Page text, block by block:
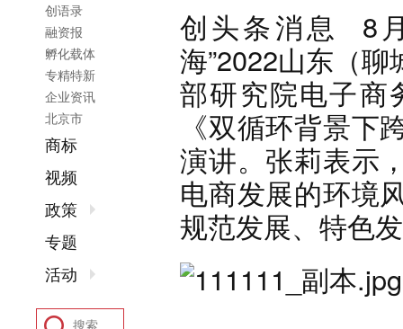
创头条消息 8
海”2022山东（
部研究院电子商
《双循环背景下
演讲。张莉表示
电商发展的环境
规范发展、特色
创语录
融资报
孵化载体
专精特新
企业资讯
北京市
商标
视频
政策
专题
活动